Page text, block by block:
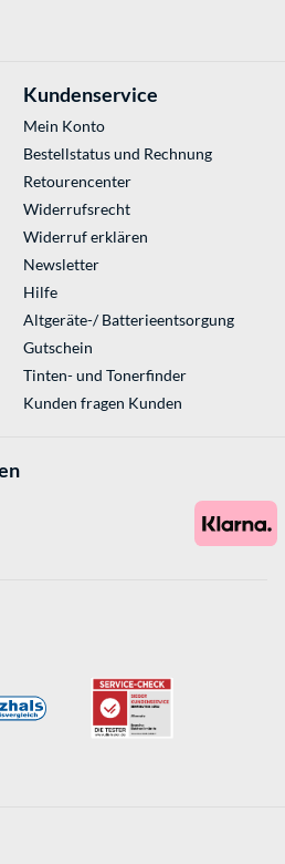
Kundenservice
Mein Konto
Bestellstatus und Rechnung
Retourencenter
Widerrufsrecht
Widerruf erklären
Newsletter
Hilfe
Altgeräte-/ Batterieentsorgung
Gutschein
Tinten- und Tonerfinder
Kunden fragen Kunden